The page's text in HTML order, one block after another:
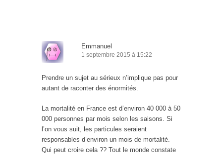
Emmanuel
1 septembre 2015 à 15:22
Prendre un sujet au sérieux n’implique pas pour
autant de raconter des énormités.
La mortalité en France est d’environ 40 000 à 50
000 personnes par mois selon les saisons. Si
l’on vous suit, les particules seraient
responsables d’environ un mois de mortalité.
Qui peut croire cela ?? Tout le monde constate